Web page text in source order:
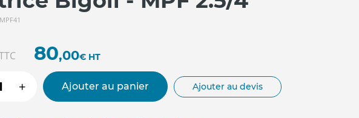
80,00€ HT
+ Ajouter au panier Ajouter au devis